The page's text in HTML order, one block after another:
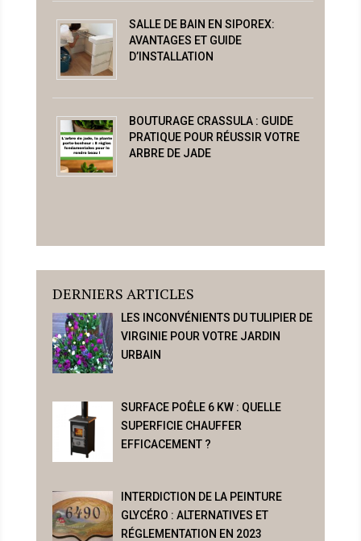
SALLE DE BAIN EN SIPOREX:
AVANTAGES ET GUIDE
D’INSTALLATION
BOUTURAGE CRASSULA : GUIDE
PRATIQUE POUR RÉUSSIR VOTRE
ARBRE DE JADE
DERNIERS ARTICLES
LES INCONVÉNIENTS DU TULIPIER DE
VIRGINIE POUR VOTRE JARDIN
URBAIN
SURFACE POÊLE 6 KW : QUELLE
SUPERFICIE CHAUFFER
EFFICACEMENT ?
INTERDICTION DE LA PEINTURE
GLYCÉRO : ALTERNATIVES ET
RÉGLEMENTATION EN 2023